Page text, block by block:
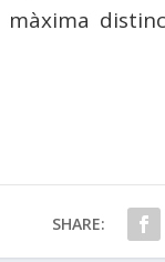
màxima
SHARE: